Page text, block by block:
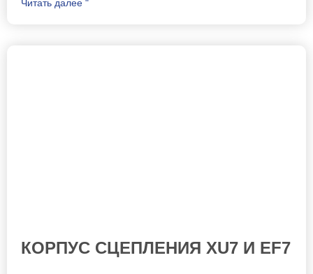
Читать далее "
КОРПУС СЦЕПЛЕНИЯ XU7 И EF7